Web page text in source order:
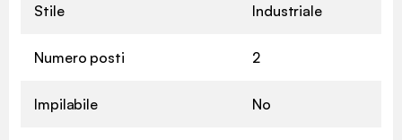
Stile Industriale
Numero posti 2
Impilabile No